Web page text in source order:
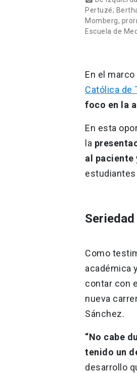
Pertuzé;
Momberg,
Escuela de
En el
Católica de
foco en la
En esta
la
al paciente
Como
académica
contar con
nueva
Sánchez.
“No cabe
tenido un
desarrollo